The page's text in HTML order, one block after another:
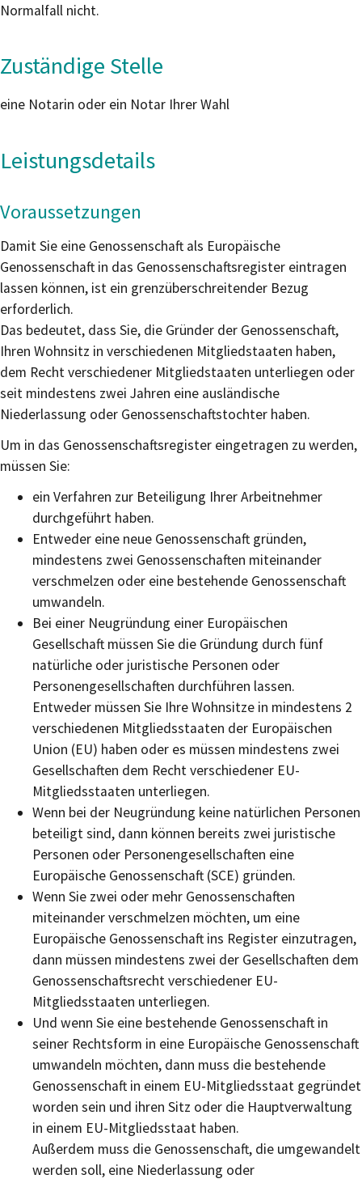
Normalfall nicht.
Zuständige Stelle
eine Notarin oder ein Notar Ihrer Wahl
Leistungsdetails
Voraussetzungen
Damit Sie eine Genossenschaft als Europäische
Genossenschaft in das Genossenschaftsregister eintragen
lassen können, ist ein grenzüberschreitender Bezug
erforderlich.
Das bedeutet, dass Sie, die Gründer der Genossenschaft,
Ihren Wohnsitz in verschiedenen Mitgliedstaaten haben,
dem Recht verschiedener Mitgliedstaaten unterliegen oder
seit mindestens zwei Jahren eine ausländische
Niederlassung oder Genossenschaftstochter haben.
Um in das Genossenschaftsregister eingetragen zu werden,
müssen Sie:
ein Verfahren zur Beteiligung Ihrer Arbeitnehmer
durchgeführt haben.
Entweder eine neue Genossenschaft gründen,
mindestens zwei Genossenschaften miteinander
verschmelzen oder eine bestehende Genossenschaft
umwandeln.
Bei einer Neugründung einer Europäischen
Gesellschaft müssen Sie die Gründung durch fünf
natürliche oder juristische Personen oder
Personengesellschaften durchführen lassen.
Entweder müssen Sie Ihre Wohnsitze in mindestens 2
verschiedenen Mitgliedsstaaten der Europäischen
Union (EU) haben oder es müssen mindestens zwei
Gesellschaften dem Recht verschiedener EU-
Mitgliedsstaaten unterliegen.
Wenn bei der Neugründung keine natürlichen Personen
beteiligt sind, dann können bereits zwei juristische
Personen oder Personengesellschaften eine
Europäische Genossenschaft (SCE) gründen.
Wenn Sie zwei oder mehr Genossenschaften
miteinander verschmelzen möchten, um eine
Europäische Genossenschaft ins Register einzutragen,
dann müssen mindestens zwei der Gesellschaften dem
Genossenschaftsrecht verschiedener EU-
Mitgliedsstaaten unterliegen.
Und wenn Sie eine bestehende Genossenschaft in
seiner Rechtsform in eine Europäische Genossenschaft
umwandeln möchten, dann muss die bestehende
Genossenschaft in einem EU-Mitgliedsstaat gegründet
worden sein und ihren Sitz oder die Hauptverwaltung
in einem EU-Mitgliedsstaat haben.
Außerdem muss die Genossenschaft, die umgewandelt
werden soll, eine Niederlassung oder